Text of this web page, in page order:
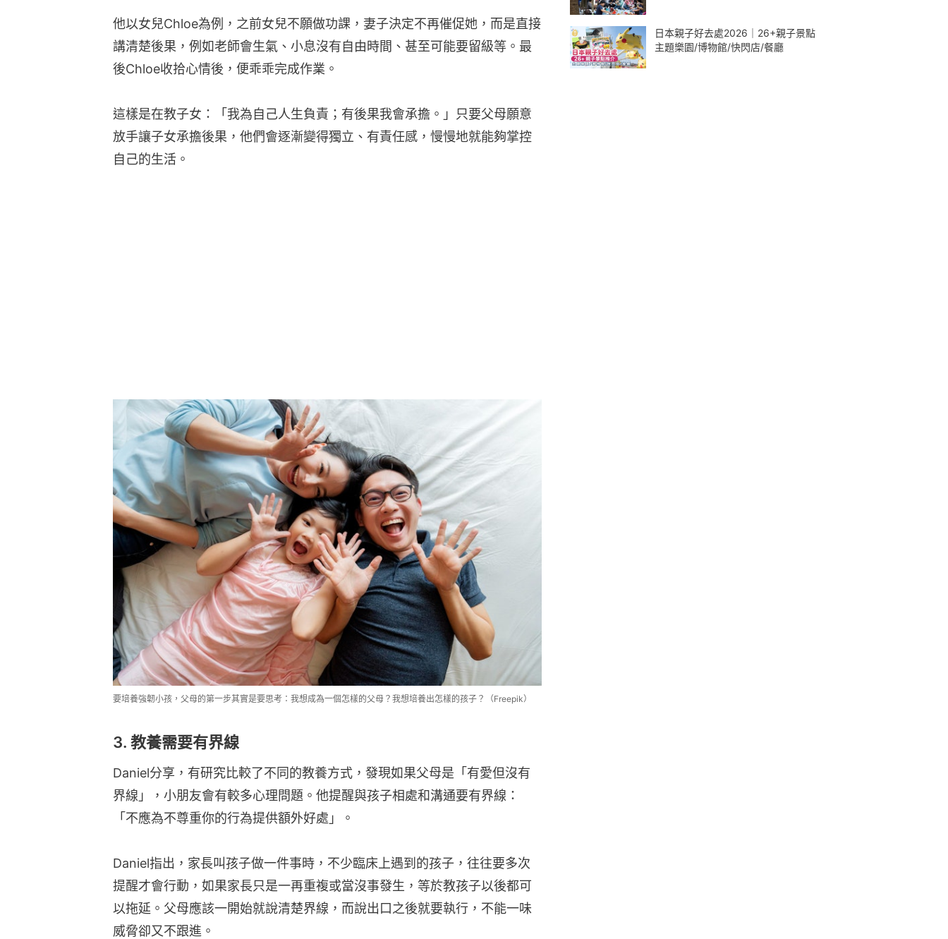
他以女兒Chloe為例，之前女兒不願做功課，妻子決定不再催促她，而是直接
講清楚後果，例如老師會生氣、小息沒有自由時間、甚至可能要留級等。最
後Chloe收拾心情後，便乖乖完成作業。
這樣是在教子女：「我為自己人生負責；有後果我會承擔。」只要父母願意
放手讓子女承擔後果，他們會逐漸變得獨立、有責任感，慢慢地就能夠掌控
自己的生活。
要培養強韌小孩，父母的第一步其實是要思考：我想成為一個怎樣的父母？我想培養出怎樣的孩子？（Freepik）
3. 教養需要有界線
Daniel分享，有研究比較了不同的教養方式，發現如果父母是「有愛但沒有
界線」，小朋友會有較多心理問題。他提醒與孩子相處和溝通要有界線：
「不應為不尊重你的行為提供額外好處」。
Daniel指出，家長叫孩子做一件事時，不少臨床上遇到的孩子，往往要多次
提醒才會行動，如果家長只是一再重複或當沒事發生，等於教孩子以後都可
以拖延。父母應該一開始就說清楚界線，而說出口之後就要執行，不能一味
威脅卻又不跟進。
日本親子好去處2026｜26+親子景點
主題樂園/博物館/快閃店/餐廳